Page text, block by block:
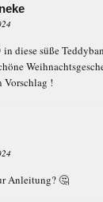
diese süße
Vorschlag !
Anleitung? 🤔